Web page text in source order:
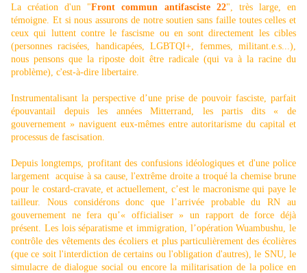
La création d'un "Front commun antifasciste 22" , très large, en
témoigne. Et si nous assurons de notre soutien sans faille toutes celles et
ceux qui luttent contre le fascisme ou en sont directement les cibles
(personnes racisées, handicapées, LGBTQI+, femmes, militant.e.s...),
nous pensons que la riposte doit être radicale (qui va à la racine du
problème), c'est-à-dire libertaire.
Instrumentalisant la perspective d’une prise de pouvoir fasciste, parfait
épouvantail depuis les années Mitterrand, les partis dits « de
gouvernement » naviguent eux-mêmes entre autoritarisme du capital et
processus de fascisation.
Depuis longtemps, profitant des confusions idéologiques et d'une police
largement acquise à sa cause, l'extrême droite a troqué la chemise brune
pour le costard-cravate, et actuellement, c’est le macronisme qui paye le
tailleur. Nous considérons donc que l’arrivée probable du RN au
gouvernement ne fera qu’« officialiser » un rapport de force déjà
présent. Les lois séparatisme et immigration, l’opération Wuambushu, le
contrôle des vêtements des écoliers et plus particulièrement des écolières
(que ce soit l'interdiction de certains ou l'obligation d'autres), le SNU, le
simulacre de dialogue social ou encore la militarisation de la police en